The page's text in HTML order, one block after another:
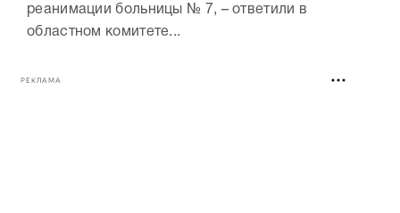
реанимации больницы № 7, – ответили в
областном комитете...
РЕКЛАМА